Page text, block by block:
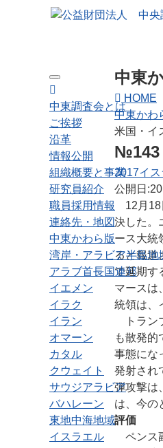
Toggle navigation
中東調査会とは
ご挨拶
沿革
情報公開
組織概要と事業
研究員紹介
職員採用情報
連絡先・地図
中東かわら版
湾岸・アラビア半島地
アラブ首長国連邦
イエメン
イラク
イラン
オマーン
カタル
クウェイト
サウジアラビア
バハレーン
東地中海地域
イスラエル
中東
HOME
中東かわ
米国・イ
№143
2017イ
公開日
12月18
決した。
ース大統
ると報道
で延期す
マースは
統領は、
トラン
も散発的
事態にな
発射され
弾攻撃は
は、今の
評価
ペンス